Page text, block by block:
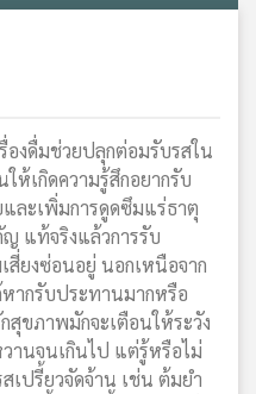
องดื่มช่วยปลุกต่อมรับรสใน
ห้เกิดความรู้สึกอยากรับ
ละเพิ่มการดูดซึมแร่ธาตุ
แท้จริงแล้วการรับ
สี่ยงซ่อนอยู่ นอกเหนือจาก
ากรับประทานมากหรือ
ขภาพมักจะเตือนให้ระวัง
านจนเกินไป แต่รู้หรือไม่
เปรี้ยวจัดจ้าน เช่น ต้มยำ